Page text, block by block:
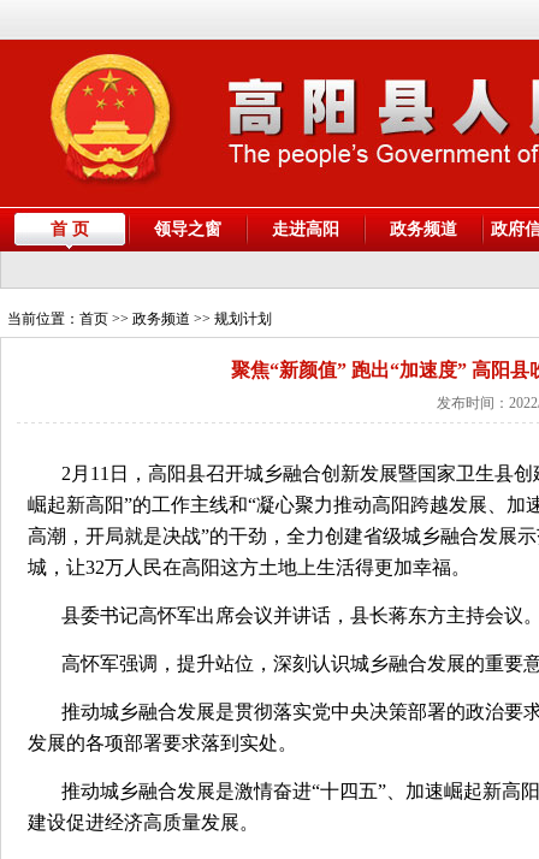
首 页 领导之窗 走进高阳 政务频道 政府
当前位置： 首页 >> 政务频道 >> 规划计划
聚焦“新颜值” 跑出“加速度” 高阳
发布时间：
2月11日，高阳县召开城乡融合创新发展暨国家卫生县
崛起新高阳”的工作主线和“凝心聚力推动高阳跨越发展、
高潮，开局就是决战”的干劲，全力创建省级城乡融合发展
城，让32万人民在高阳这方土地上生活得更加幸福。
县委书记高怀军出席会议并讲话，县长蒋东方主持会议
高怀军强调，提升站位，深刻认识城乡融合发展的重要
推动城乡融合发展是贯彻落实党中央决策部署的政治要
发展的各项部署要求落到实处。
推动城乡融合发展是激情奋进“十四五”、加速崛起新高
建设促进经济高质量发展。